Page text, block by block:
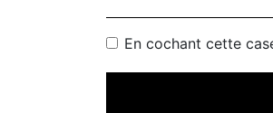
En cochant cette